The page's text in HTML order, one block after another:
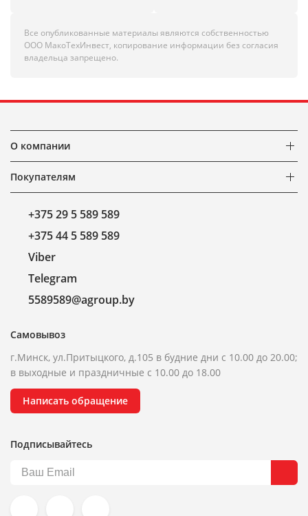
Все опубликованные материалы являются собственностью
ООО МакоТехИнвест, копирование информации без согласия
владельца запрещено.
О компании
Покупателям
+375 29 5 589 589
+375 44 5 589 589
Viber
Telegram
5589589@agroup.by
Самовывоз
г.Минск, ул.Притыцкого, д.105 в будние дни с 10.00 до 20.00;
в выходные и праздничные с 10.00 до 18.00
Написать обращение
Подписывайтесь